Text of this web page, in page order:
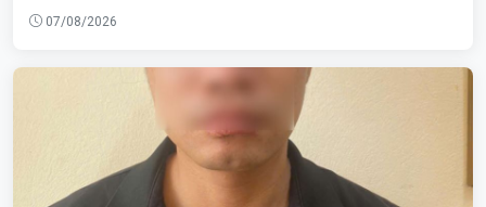
07/08/2026